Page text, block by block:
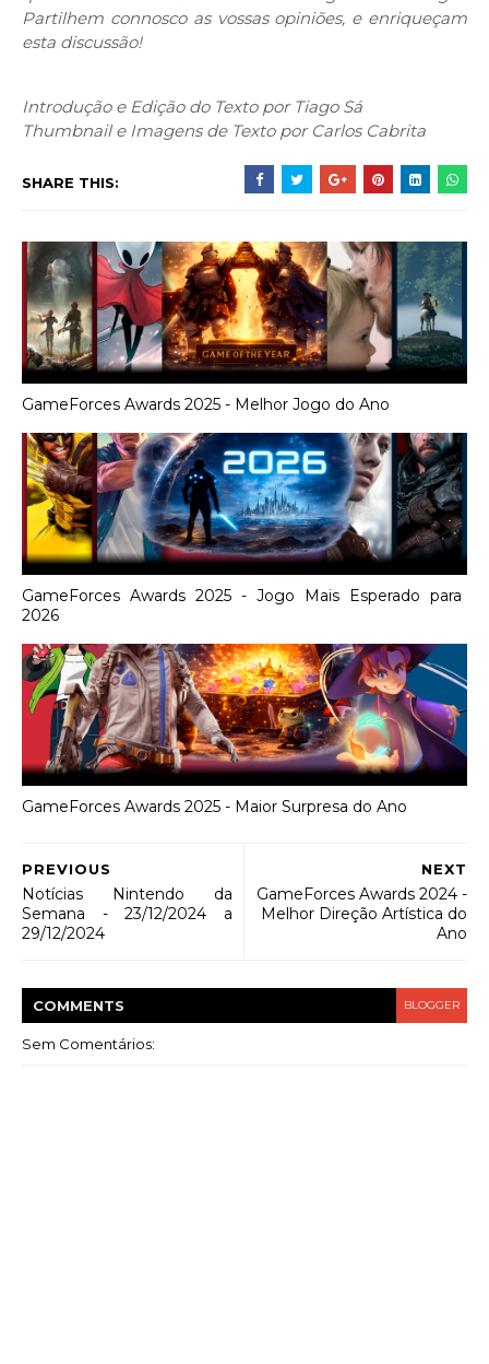
Partilhem connosco as vossas opiniões, e enriqueçam
esta discussão!
Introdução e Edição do Texto por Tiago Sá
Thumbnail e Imagens de Texto por Carlos Cabrita
SHARE THIS:
GameForces Awards 2025 - Melhor Jogo do Ano
GameForces Awards 2025 - Jogo Mais Esperado para
2026
GameForces Awards 2025 - Maior Surpresa do Ano
NEXT
GameForces Awards 2024 -
Melhor Direção Artística do
Ano
PREVIOUS
Notícias Nintendo da
Semana - 23/12/2024 a
29/12/2024
COMMENTS BLOGGER
Sem Comentários: